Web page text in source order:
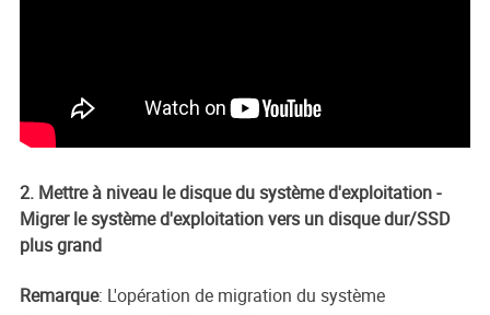
2. Mettre à niveau le disque du système d'exploitation -
Migrer le système d'exploitation vers un disque dur/SSD
plus grand
Remarque: L'opération de migration du système